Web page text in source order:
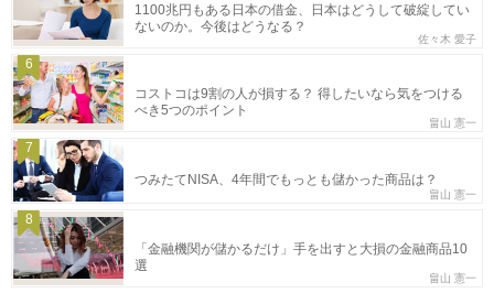
1100兆円もある日本の借金、日本はどうして破綻してい
ないのか。今後はどうなる？
佐々木 愛子
6
コストコは9割の人が損する？ 得したいなら気をつける
べき5つのポイント
畠山 憲一
7
つみたてNISA、4年間でもっとも儲かった商品は？
畠山 憲一
8
「金融機関が儲かるだけ」手を出すと大損の金融商品10
選
畠山 憲一